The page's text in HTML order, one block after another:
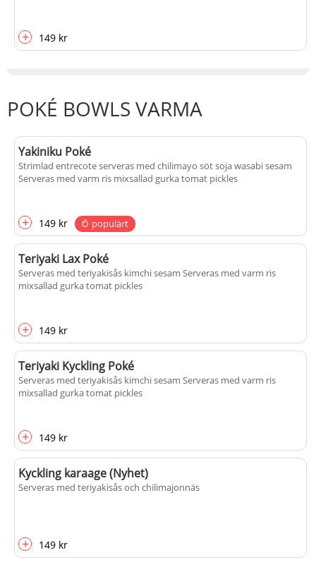
+ 149 kr
POKÉ BOWLS VARMA
Yakiniku Poké
Strimlad entrecote serveras med chilimayo söt soja wasabi sesam
Serveras med varm ris mixsallad gurka tomat pickles
+ 149 kr populärt
Teriyaki Lax Poké
Serveras med teriyakisås kimchi sesam Serveras med varm ris
mixsallad gurka tomat pickles
+ 149 kr
Teriyaki Kyckling Poké
Serveras med teriyakisås kimchi sesam Serveras med varm ris
mixsallad gurka tomat pickles
+ 149 kr
Kyckling karaage (Nyhet)
Serveras med teriyakisås och chilimajonnäs
+ 149 kr